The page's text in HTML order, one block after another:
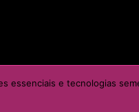
É proibida a
essenciais e tecnologias